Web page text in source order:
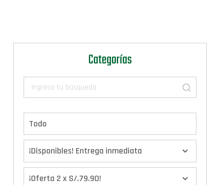
Categorías
Todo
¡Disponibles! Entrega inmediata
¡Oferta 2 x S/.79.90!